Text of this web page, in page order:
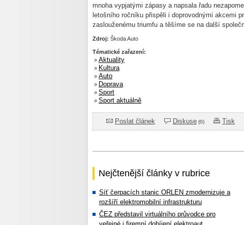
mnoha vypjatými zápasy a napsala řadu
letošního ročníku přispěli i doprovodnými akcemi
zaslouženému triumfu a těšíme se na další
Zdroj: Škoda Auto
Tématické zařazení:
» Aktuality
» Kultura
» Auto
» Doprava
» Sport
» Sport aktuálně
Poslat článek Diskuse (0) Tisk
Nejčtenější články v rubrice
Síť čerpacích stanic ORLEN zmodernizuje a
rozšíří elektromobilní infrastrukturu
ČEZ představil virtuálního průvodce pro